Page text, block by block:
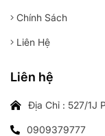
Chính Sách
Liên Hệ
Liên hệ
Địa Chỉ : 527/1J
0909379777